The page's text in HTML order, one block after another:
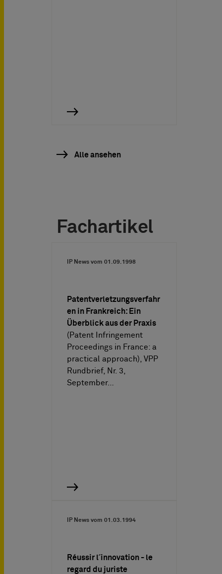
Alle ansehen
Fachartikel
IP News vom 01.09.1998
Patentverletzungsverfahr
en in Frankreich: Ein
Überblick aus der Praxis
(Patent Infringement
Proceedings in France: a
practical approach), VPP
Rundbrief, Nr. 3,
September…
IP News vom 01.03.1994
Réussir l´innovation - le
regard du juriste